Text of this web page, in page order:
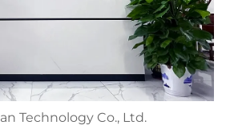
Technology Co., Ltd.